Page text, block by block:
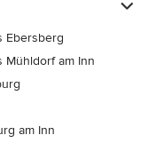
Ebersberg
Mühldorf am Inn
am Inn